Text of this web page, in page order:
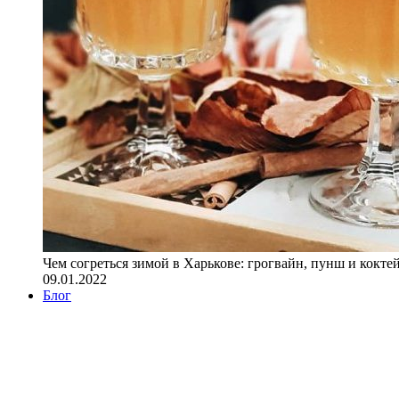
Чем согреться зимой в Харькове: грогвайн, пунш и
09.01.2022
Блог